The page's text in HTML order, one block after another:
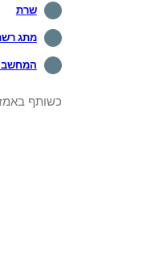
שרת
מתג
המחשב
כשותף